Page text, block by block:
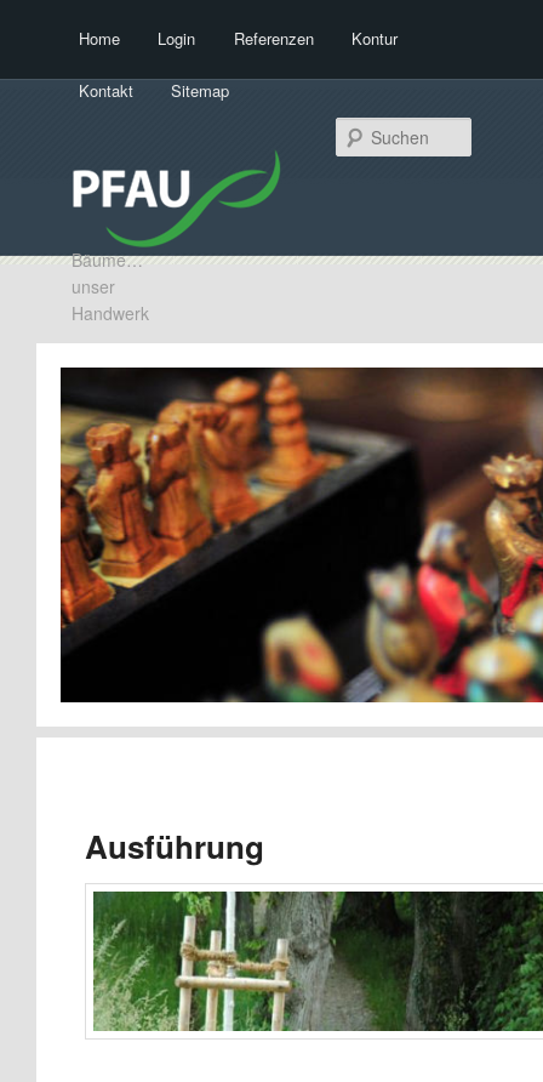
Zum Inhalt wechseln
Zum sekundären Inhalt wechseln
Home Login Referenzen Kontur
Kontakt Sitemap
Bäume…
unser
Handwerk
Ausführung